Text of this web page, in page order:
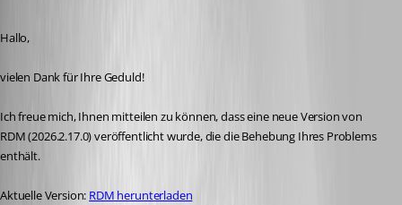
Hallo,
vielen Dank für Ihre Geduld!
Ich freue mich, Ihnen mitteilen zu können, dass eine neue Version von
RDM (2026.2.17.0) veröffentlicht wurde, die die Behebung Ihres Problems
enthält.
Aktuelle Version: RDM herunterladen